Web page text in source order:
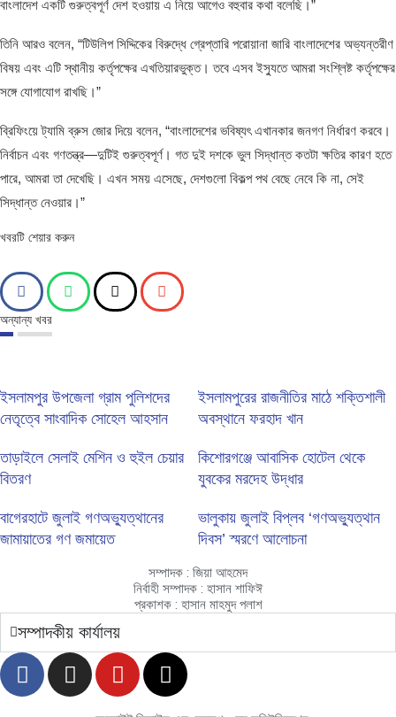
বাংলাদেশ একটি গুরুত্বপূর্ণ দেশ হওয়ায় এ নিয়ে আগেও বহুবার কথা বলেছি।”
তিনি আরও বলেন, “টিউলিপ সিদ্দিকের বিরুদ্ধে গ্রেপ্তারি পরোয়ানা জারি বাংলাদেশের অভ্যন্তরীণ
বিষয় এবং এটি স্থানীয় কর্তৃপক্ষের এখতিয়ারভুক্ত। তবে এসব ইস্যুতে আমরা সংশ্লিষ্ট কর্তৃপক্ষের
সঙ্গে যোগাযোগ রাখছি।”
ব্রিফিংয়ে ট্যামি ব্রুস জোর দিয়ে বলেন, “বাংলাদেশের ভবিষ্যৎ এখানকার জনগণ নির্ধারণ করবে।
নির্বাচন এবং গণতন্ত্র—দুটিই গুরুত্বপূর্ণ। গত দুই দশকে ভুল সিদ্ধান্ত কতটা ক্ষতির কারণ হতে
পারে, আমরা তা দেখেছি। এখন সময় এসেছে, দেশগুলো বিকল্প পথ বেছে নেবে কি না, সেই
সিদ্ধান্ত নেওয়ার।”
খবরটি শেয়ার করুন
অন্যান্য খবর
ইসলামপুর উপজেলা গ্রাম পুলিশদের
নেতৃত্বে সাংবাদিক সোহেল আহসান
ইসলামপুরের রাজনীতির মাঠে শক্তিশালী
অবস্থানে ফরহাদ খান
তাড়াইলে সেলাই মেশিন ও হুইল চেয়ার
বিতরণ
কিশোরগঞ্জে আবাসিক হোটেল থেকে
যুবকের মরদেহ উদ্ধার
বাগেরহাটে জুলাই গণঅভ্যুত্থানের
জামায়াতের গণ জমায়েত
ভালুকায় জুলাই বিপ্লব ‘গণঅভ্যুত্থান
দিবস’ স্মরণে আলোচনা
সম্পাদক : জিয়া আহমেদ
নির্বাহী সম্পাদক : হাসান শাফিঈ
প্রকাশক : হাসান মাহমুদ পলাশ
সম্পাদকীয় কার্যালয়